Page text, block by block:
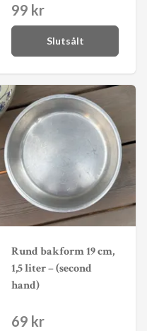
99 kr
Slutsålt
Rund bakform 19 cm,
1,5 liter – (second
hand)
69 kr